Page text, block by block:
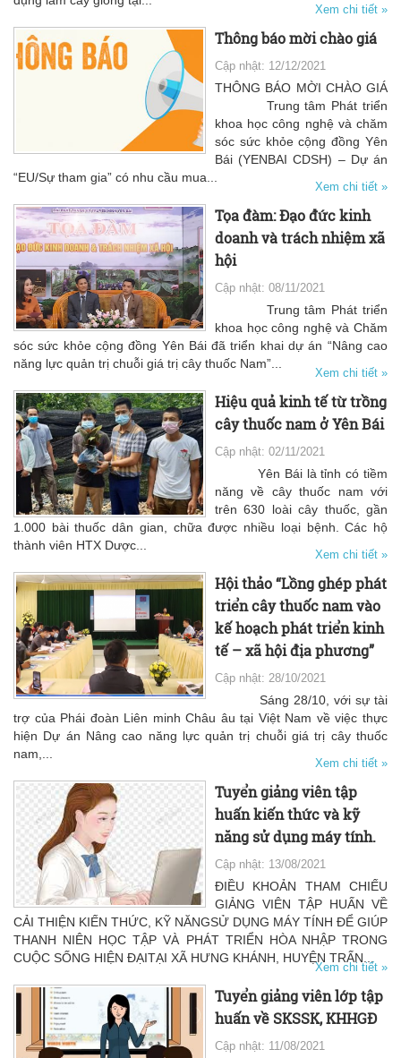
Xem chi tiết »
Thông báo mời chào giá
Cập nhật: 12/12/2021
THÔNG BÁO MỜI CHÀO GIÁ
Trung tâm Phát triển
khoa học công nghệ và chăm
sóc sức khỏe cộng đồng Yên
Bái (YENBAI CDSH) – Dự án
“EU/Sự tham gia” có nhu cầu mua...
Xem chi tiết »
Tọa đàm: Đạo đức kinh
doanh và trách nhiệm xã
hội
Cập nhật: 08/11/2021
Trung tâm Phát triển
khoa học công nghệ và Chăm
sóc sức khỏe cộng đồng Yên Bái đã triển khai dự án “Nâng cao
năng lực quản trị chuỗi giá trị cây thuốc Nam”...
Xem chi tiết »
Hiệu quả kinh tế từ trồng
cây thuốc nam ở Yên Bái
Cập nhật: 02/11/2021
Yên Bái là tỉnh có tiềm
năng về cây thuốc nam với
trên 630 loài cây thuốc, gần
1.000 bài thuốc dân gian, chữa được nhiều loại bệnh. Các hộ
thành viên HTX Dược...
Xem chi tiết »
Hội thảo “Lồng ghép phát
triển cây thuốc nam vào
kế hoạch phát triển kinh
tế – xã hội địa phương”
Cập nhật: 28/10/2021
Sáng 28/10, với sự tài
trợ của Phái đoàn Liên minh Châu âu tại Việt Nam về việc thực
hiện Dự án Nâng cao năng lực quản trị chuỗi giá trị cây thuốc
nam,...
Xem chi tiết »
Tuyển giảng viên tập
huấn kiến thức và kỹ
năng sử dụng máy tính.
Cập nhật: 13/08/2021
ĐIỀU KHOẢN THAM CHIẾU
GIẢNG VIÊN TẬP HUẤN VỀ
CẢI THIỆN KIẾN THỨC, KỸ NĂNGSỬ DỤNG MÁY TÍNH ĐỂ GIÚP
THANH NIÊN HỌC TẬP VÀ PHÁT TRIỂN HÒA NHẬP TRONG
CUỘC SỐNG HIỆN ĐẠITẠI XÃ HƯNG KHÁNH, HUYỆN TRẤN...
Xem chi tiết »
Tuyển giảng viên lớp tập
huấn về SKSSK, KHHGĐ
Cập nhật: 11/08/2021